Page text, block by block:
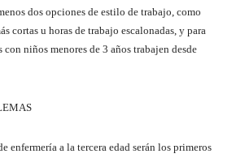
dos opciones de estilo de trabajo, como
cortas u horas de trabajo escalonadas, y para
niños menores de 3 años trabajen desde
enfermería a la tercera edad serán los primeros